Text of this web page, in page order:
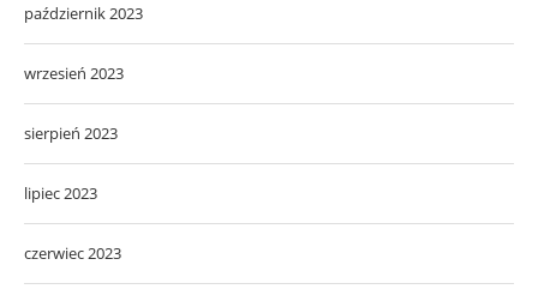
październik 2023
wrzesień 2023
sierpień 2023
lipiec 2023
czerwiec 2023